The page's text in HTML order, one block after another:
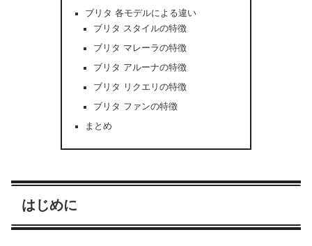
ブリタ 各モデルによる違い
ブリタ スタイルの特徴
ブリタ マレーラの特徴
ブリタ アルーナの特徴
ブリタ リクエリの特徴
ブリタ ファンの特徴
まとめ
はじめに